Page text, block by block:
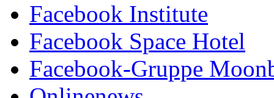
Facebook Institute
Facebook Space Hotel
Facebook-Gruppe